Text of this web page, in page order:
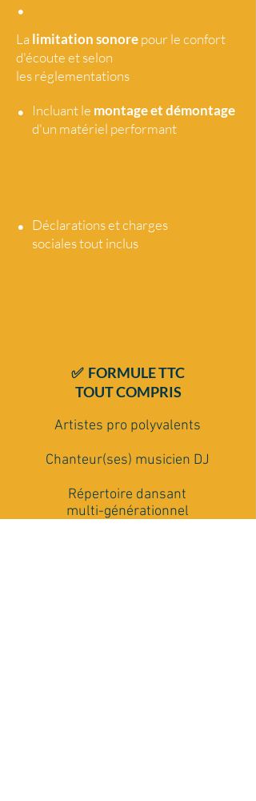
•
La limitation sonorepour le confort
d'écoute et selon
les réglementations
• Incluant le montage et démontage
d'un matériel performant
• Déclarations et charges
sociales toutinclus
✅ FORMULE TTC
TOUT COMPRIS
Artistes pro polyvalents
Chanteur(ses) musicien DJ
Répertoire dansant
multi-générationnel